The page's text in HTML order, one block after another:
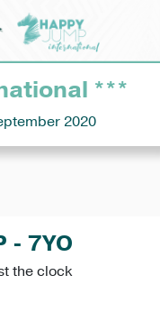
***
2020
- 7YO
the clock